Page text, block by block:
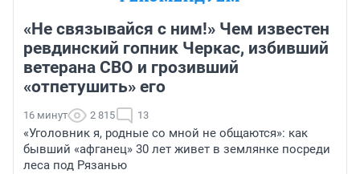
«Не связывайся с ним!» Чем известен
ревдинский гопник Черкас, избивший
ветерана СВО и грозивший
«отпетушить» его
16 минут 2 815 13
«Уголовник я, родные со мной не общаются»: как
бывший «афганец» 30 лет живет в землянке посреди
леса под Рязанью